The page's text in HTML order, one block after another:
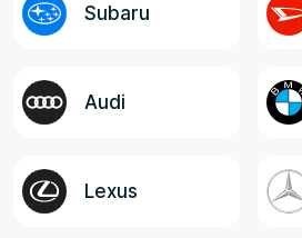
Subaru
Audi
Lexus